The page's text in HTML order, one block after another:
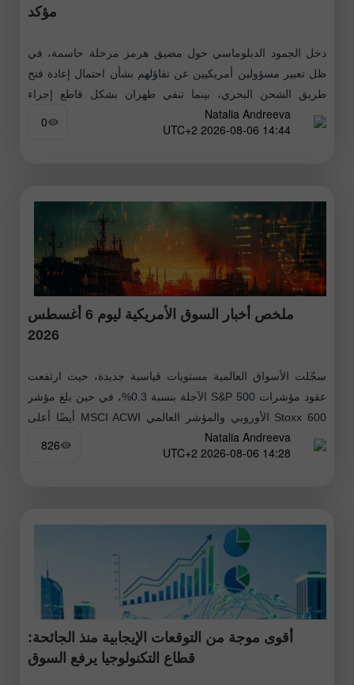
مؤكد
دخل الجمود الدبلوماسي حول مضيق هرمز مرحلة حاسمة، في
ظل تعبير مسؤولين أمريكيين عن تفاؤلهم بشأن احتمال إعادة فتح
طريق الشحن البحري، بينما تنفي طهران بشكل قاطع إجراء
محادثات مباشرة
Natalia Andreeva
14:44 2026-08-06 UTC+2
0
ملخص أخبار السوق الأمريكية ليوم 6 أغسطس
2026
سجّلت الأسواق العالمية مستويات قياسية جديدة، حيث ارتفعت
عقود مؤشرات S&P 500 الآجلة بنسبة 0.3%، في حين بلغ مؤشر
Stoxx 600 الأوروبي والمؤشر العالمي MSCI ACWI أيضًا أعلى
مستوياتهماNatalia Andreeva
14:28 2026-08-06 UTC+2
826
أقوى موجة من التوقعات الإيجابية منذ الجائحة:
قطاع التكنولوجيا يرفع السوق